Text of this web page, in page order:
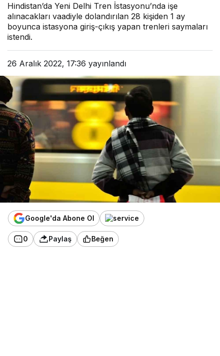
Hindistan’da Yeni Delhi Tren İstasyonu’nda işe
alınacakları vaadiyle dolandırılan 28 kişiden 1 ay
boyunca istasyona giriş-çıkış yapan trenleri saymaları
istendi.
26 Aralık 2022, 17:36 yayınlandı
Google'da Abone Ol
0 Paylaş Beğen